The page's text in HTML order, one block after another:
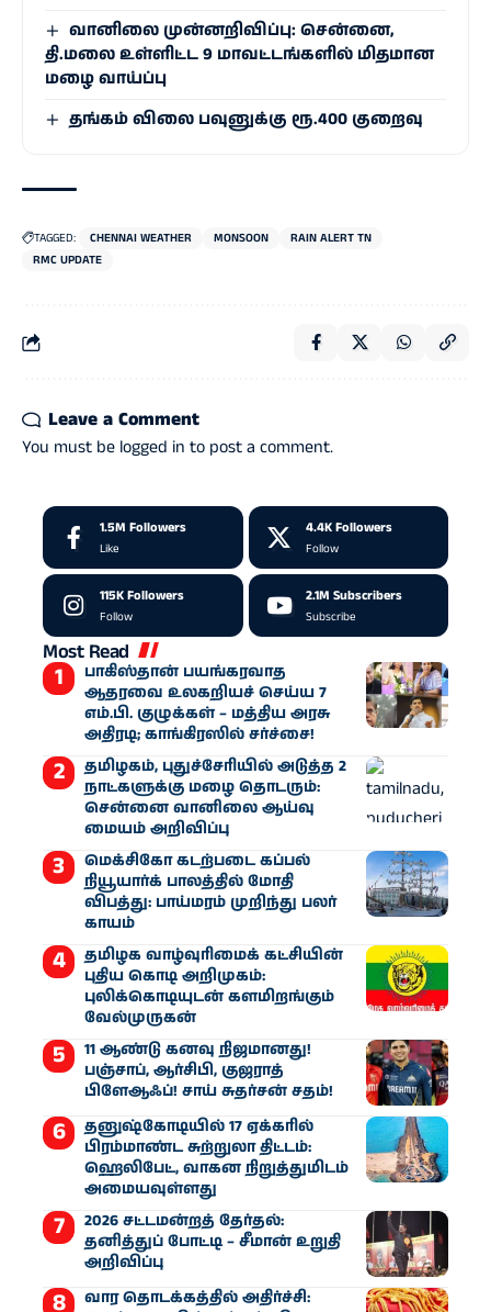
வானிலை முன்னறிவிப்பு: சென்னை,
தி.மலை உள்ளிட்ட 9 மாவட்டங்களில் மிதமான
மழை வாய்ப்பு
தங்கம் விலை பவுனுக்கு ரூ.400 குறைவு
TAGGED: CHENNAI WEATHER MONSOON
RAIN ALERT TN
RMC UPDATE
Leave a Comment
You must be logged in to post a comment.
1.5M Followers
Like
4.4K Followers
Follow
115KFollowers
Follow
2.1M Subscribers
Subscribe
Most Read
பாகிஸ்தான் பயங்கரவாத
ஆதரவை உலகறியச் செய்ய 7
எம்.பி. குழுக்கள் – மத்திய அரசு
அதிரடி; காங்கிரஸில் சர்ச்சை!
தமிழகம், புதுச்சேரியில் அடுத்த 2
நாட்களுக்கு மழை தொடரும்:
சென்னை வானிலை ஆய்வு
மையம் அறிவிப்பு
மெக்சிகோ கடற்படை கப்பல்
நியூயார்க் பாலத்தில் மோதி
விபத்து: பாய்மரம் முறிந்து பலர்
காயம்
தமிழக வாழ்வுரிமைக் கட்சியின்
புதிய கொடி அறிமுகம்:
புலிக்கொடியுடன் களமிறங்கும்
வேல்முருகன்
11 ஆண்டு கனவு நிஜமானது!
பஞ்சாப், ஆர்சிபி, குஜராத்
பிளேஆஃப்! சாய் சுதர்சன் சதம்!
தனுஷ்கோடியில் 17 ஏக்கரில்
பிரம்மாண்ட சுற்றுலா திட்டம்:
ஹெலிபேட், வாகன நிறுத்துமிடம்
அமையவுள்ளது
2026 சட்டமன்றத் தேர்தல்:
தனித்துப் போட்டி – சீமான் உறுதி
அறிவிப்பு
வார தொடக்கத்தில் அதிர்ச்சி: